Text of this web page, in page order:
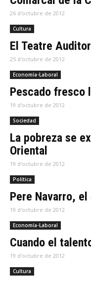
26 d'octubre de 2012
Cultura
El Teatre
25 d'octubre de 2012
Economía-Laboral
Pescado fresco
19 d'octubre de 2012
Sociedad
La pobreza se
Oriental
19 d'octubre de 2012
Política
Pere Navarro,
19 d'octubre de 2012
Economía-Laboral
Cuando el
19 d'octubre de 2012
Cultura